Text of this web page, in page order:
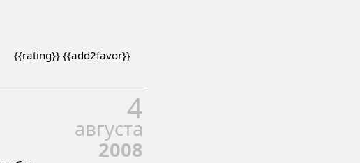
{{rating}} {{add2favor}}
4
августа
2008